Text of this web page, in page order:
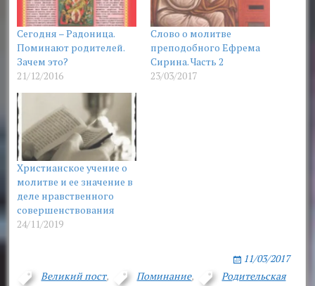
Сегодня – Радоница.
Поминают родителей.
Зачем это?
21/12/2016
Слово о молитве
преподобного Ефрема
Сирина. Часть 2
23/03/2017
Христианское учение о
молитве и ее значение в
деле нравственного
совершенствования
24/11/2019
11/03/2017
Великий пост, Поминание, Родительская